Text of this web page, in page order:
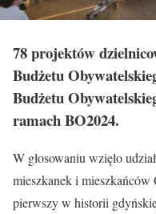
78 projektów
Budżetu
Budżetu
ramach BO2024.
W głosowaniu wzięło
mieszkanek i
pierwszy w historii